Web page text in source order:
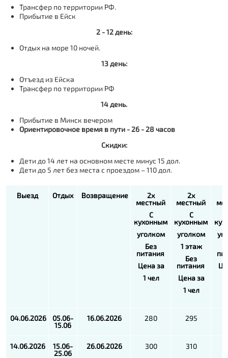
Трансфер по территории РФ.
Прибытие в Ейск
2 - 12 день:
Отдых на море 10 ночей.
13 день:
Отъезд из Ейска
Трансфер по территории РФ
14 день.
Прибытие в Минск вечером
Ориентировочное время в пути - 26 - 28 часов
Скидки:
Дети до 14 лет на основном месте минус 15 дол.
Дети до 5 лет без места с проездом – 110 дол.
Выезд Отдых Возвращение
2х
местный
С
кухонным
уголком
Без
питания
Цена за
1 чел
2х
местный
С
кухонным
уголком
1 этаж
Без
питания
Цена за
1 чел
04.06.2026
05.06-
15.06
16.06.2026 280 295
14.06.2026 15.06-
25.06
26.06.2026 300 310